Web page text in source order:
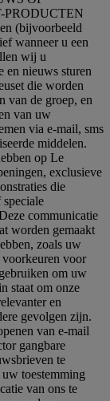
(bijvoorbeeld
wanneer u een
wij u
en nieuws sturen
die worden
van de groep, en
van uw
via e-mail, sms
middelen.
op Le
exclusieve
die
communicatie
worden gemaakt
zoals uw
voor
om uw
staat om onze
en
gevolgen zijn.
van e-mail
gangbare
te
toestemming
van ons te